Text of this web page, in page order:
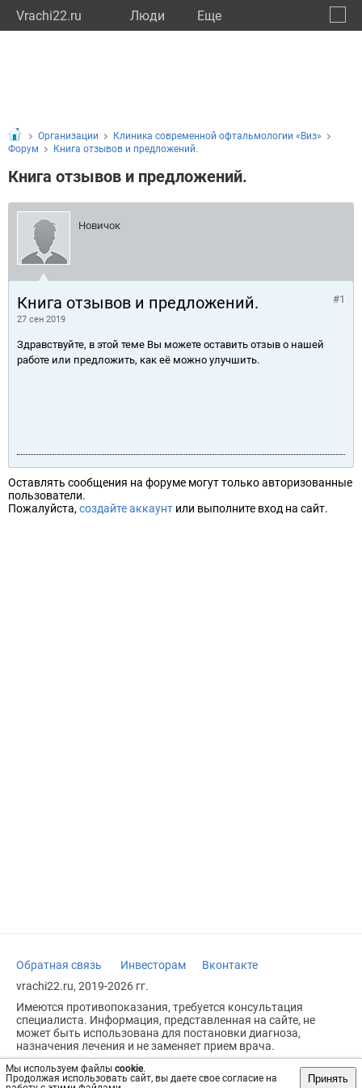
Vrachi22.ru Люди Eще
Мы используем файлы cookie.
Продолжая использовать сайт, вы даете свое согласие на
Принять
Организации
Клиника современной офтальмологии «Виз»
Форум
Книга отзывов и предложений.
Книга отзывов и предложений.
Новичок
Книга отзывов и предложений.
27 сен 2019
#1
Здравствуйте, в этой теме Вы можете оставить отзыв о нашей
работе или предложить, как её можно улучшить.
Оставлять сообщения на форуме могут только авторизованные
пользователи.
Пожалуйста, создайте аккаунт или выполните вход на сайт.
Обратная связь Инвесторам
Вконтакте
vrachi22.ru, 2019-2026 гг.
Имеются противопоказания, требуется консультация
специалиста. Информация, представленная на сайте, не
может быть использована для постановки диагноза,
назначения лечения и не заменяет прием врача.
Возрастное ограничение: 18+